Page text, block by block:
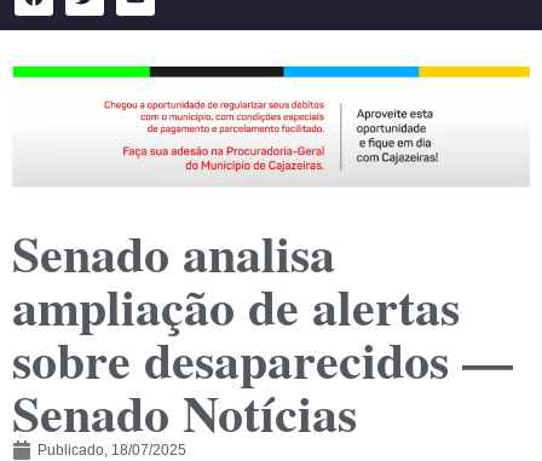
Senado analisa
ampliação de alertas
sobre desaparecidos —
Senado Notícias
Publicado, 18/07/2025